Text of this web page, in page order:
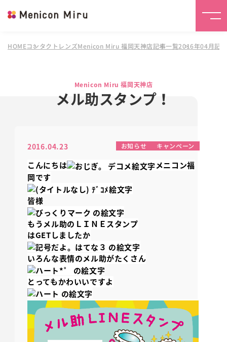
HOMEコンタクトレンズMenicon Miru 福岡天神店記事一覧2016年04月記
Menicon Miru 福岡天神店
メル助スタンプ！
2016.04.23 お知らせ キャンペーン
こんにちは
メニコン福
岡です
皆様
もうメル助のＬＩＮＥスタンプ
はGETしましたか
いろんな表情のメル助がたくさん
とってもかわいいですよ